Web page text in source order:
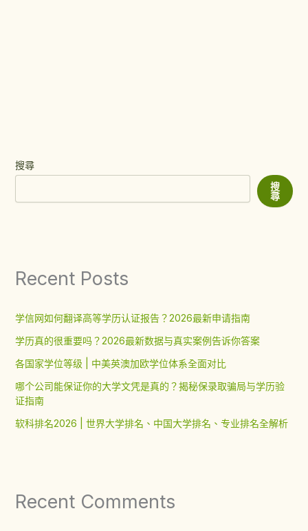
搜尋
搜
尋
Recent Posts
学信网如何翻译高等学历认证报告？2026最新申请指南
学历真的很重要吗？2026最新数据与真实案例告诉你答案
各国家学位等级 | 中美英澳加欧学位体系全面对比
哪个公司能保证你的大学文凭是真的？揭秘保录取骗局与学历验
证指南
软科排名2026 | 世界大学排名、中国大学排名、专业排名全解析
Recent Comments